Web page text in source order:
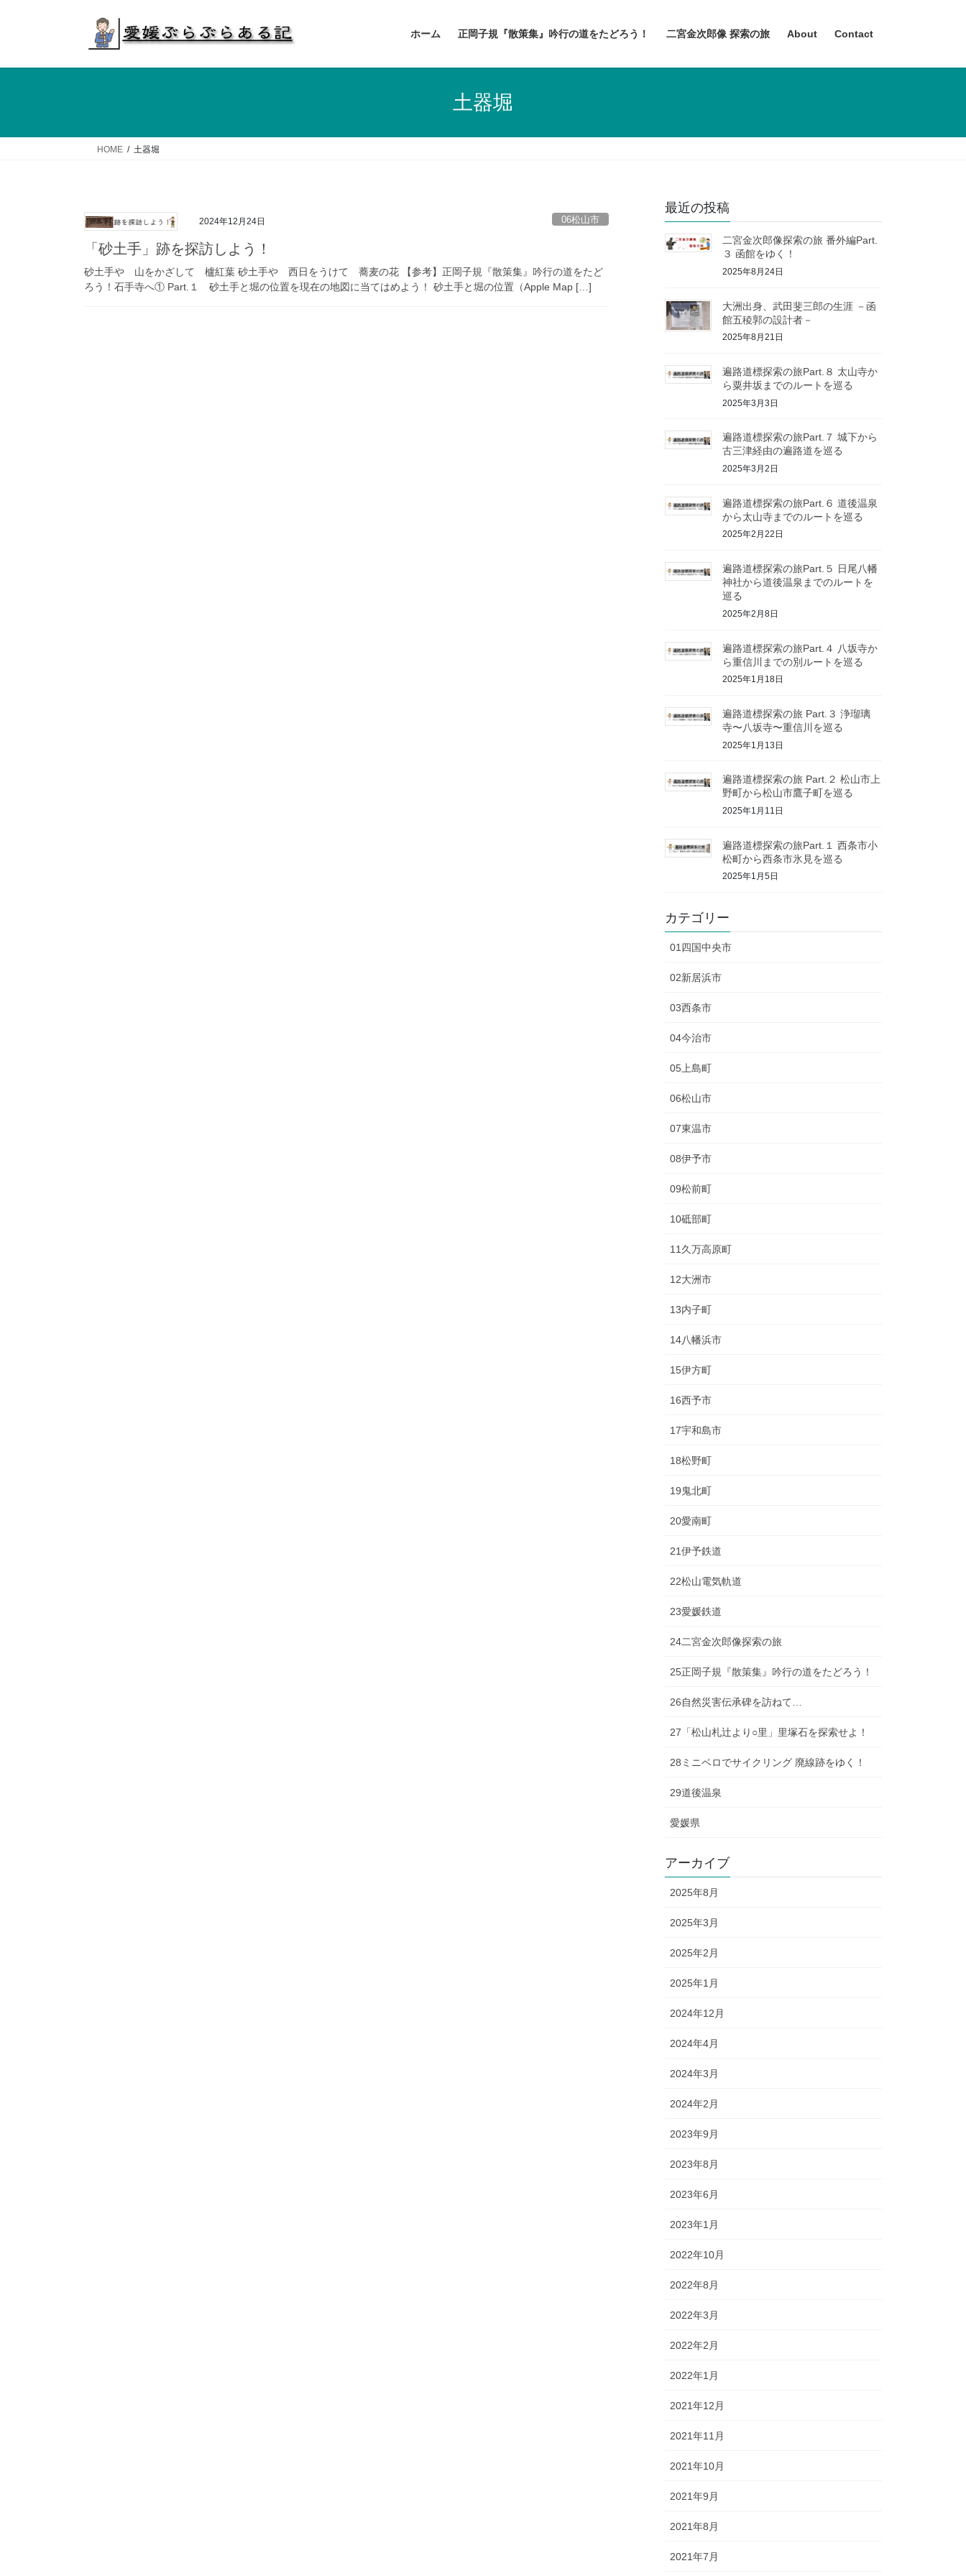
ホーム 正岡子規『散策集』吟行の道をたどろう！ 二宮金次郎像 探索の旅 About Contact
土器堀
HOME 土器堀
2024年12月24日 06松山市
「砂土手」跡を探訪しよう！
砂土手や 山をかざして 櫨紅葉 砂土手や 西日をうけて 蕎麦の花 【参考】正岡子規『散策集』吟行の道をたど
ろう！石手寺へ① Part.１ 砂土手と堀の位置を現在の地図に当てはめよう！ 砂土手と堀の位置（Apple Map […]
最近の投稿
二宮金次郎像探索の旅 番外編Part.
３ 函館をゆく！
2025年8月24日
大洲出身、武田斐三郎の生涯 －函
館五稜郭の設計者－
2025年8月21日
遍路道標探索の旅Part.８ 太山寺か
ら粟井坂までのルートを巡る
2025年3月3日
遍路道標探索の旅Part.７ 城下から
古三津経由の遍路道を巡る
2025年3月2日
遍路道標探索の旅Part.６ 道後温泉
から太山寺までのルートを巡る
2025年2月22日
遍路道標探索の旅Part.５ 日尾八幡
神社から道後温泉までのルートを
巡る
2025年2月8日
遍路道標探索の旅Part.４ 八坂寺か
ら重信川までの別ルートを巡る
2025年1月18日
遍路道標探索の旅 Part.３ 浄瑠璃
寺〜八坂寺〜重信川を巡る
2025年1月13日
遍路道標探索の旅 Part.２ 松山市上
野町から松山市鷹子町を巡る
2025年1月11日
遍路道標探索の旅Part.１ 西条市小
松町から西条市氷見を巡る
2025年1月5日
カテゴリー
01四国中央市
02新居浜市
03西条市
04今治市
05上島町
06松山市
07東温市
08伊予市
09松前町
10砥部町
11久万高原町
12大洲市
13内子町
14八幡浜市
15伊方町
16西予市
17宇和島市
18松野町
19鬼北町
20愛南町
21伊予鉄道
22松山電気軌道
23愛媛鉄道
24二宮金次郎像探索の旅
25正岡子規『散策集』吟行の道をたどろう！
26自然災害伝承碑を訪ねて…
27「松山札辻より○里」里塚石を探索せよ！
28ミニベロでサイクリング 廃線跡をゆく！
29道後温泉
愛媛県
アーカイブ
2025年8月
2025年3月
2025年2月
2025年1月
2024年12月
2024年4月
2024年3月
2024年2月
2023年9月
2023年8月
2023年6月
2023年1月
2022年10月
2022年8月
2022年3月
2022年2月
2022年1月
2021年12月
2021年11月
2021年10月
2021年9月
2021年8月
2021年7月